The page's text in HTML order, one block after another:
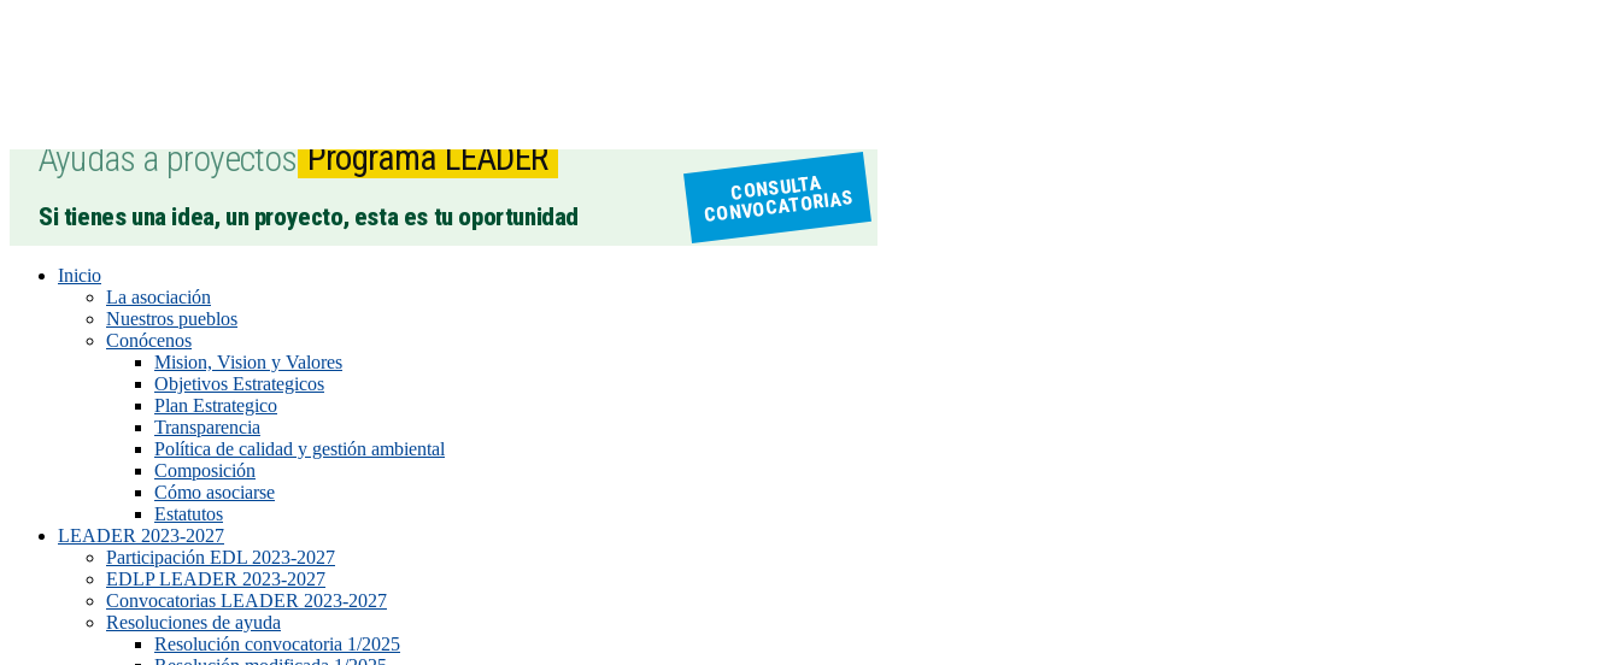
Ayudas a proyectos Programa LEADER
Si tienes una idea, un proyecto, esta es tu oportunidad
CONSULTA
CONVOCATORIAS
Inicio
La asociación
Nuestros pueblos
Conócenos
Mision, Vision y Valores
Objetivos Estrategicos
Plan Estrategico
Transparencia
Política de calidad y gestión ambiental
Composición
Cómo asociarse
Estatutos
LEADER 2023-2027
Participación EDL 2023-2027
EDLP LEADER 2023-2027
Convocatorias LEADER 2023-2027
Resoluciones de ayuda
Resolución convocatoria 1/2025